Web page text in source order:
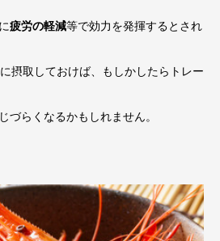
疲労の軽減等で効力を発揮するとされ
摂取しておけば、もしかしたらトレー
づらくなるかもしれません。